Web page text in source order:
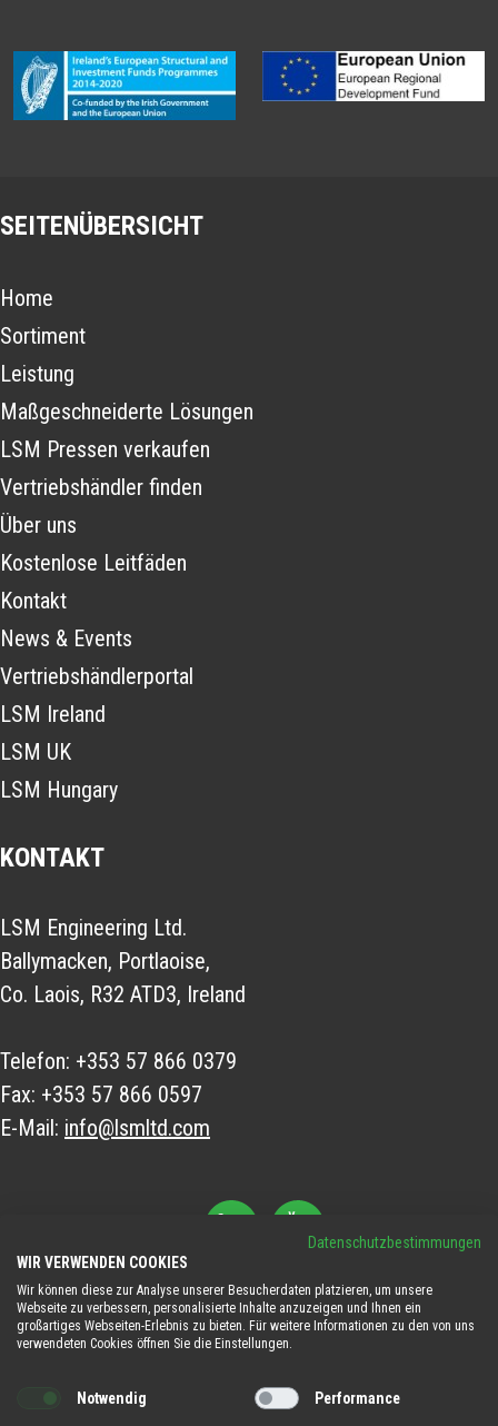
SEITENÜBERSICHT
Home
Sortiment
Leistung
Maßgeschneiderte Lösungen
LSM Pressen verkaufen
Vertriebshändler finden
Über uns
Kostenlose Leitfäden
Kontakt
News & Events
Vertriebshändlerportal
LSM Ireland
LSM UK
LSM Hungary
KONTAKT
LSM Engineering Ltd.
Ballymacken, Portlaoise,
Co. Laois, R32 ATD3, Ireland
Telefon: +353 57 866 0379
Fax: +353 57 866 0597
E-Mail: info@lsmltd.com
© 2026LSM. Alle Rechte vorbehalten. |Datenschutzerklärung
Datenschutzbestimmungen
WIR VERWENDEN COOKIES
Wir können diese zur Analyse unserer Besucherdaten platzieren, um unsere
Webseite zu verbessern, personalisierte Inhalte anzuzeigen und Ihnen ein
großartiges Webseiten-Erlebnis zu bieten. Für weitere Informationen zu den von uns
verwendeten Cookies öffnen Sie die Einstellungen.
Notwendig Performance